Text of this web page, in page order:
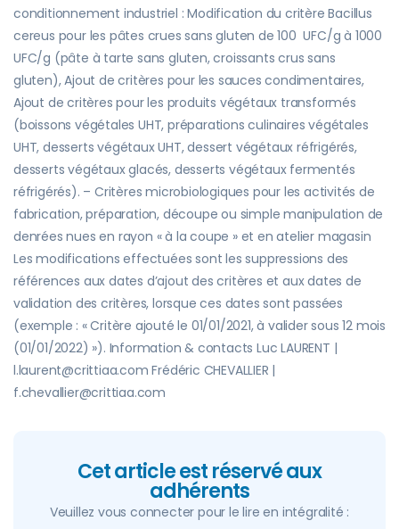
conditionnement industriel : Modification du critère Bacillus
cereus pour les pâtes crues sans gluten de 100 UFC/g à 1000
UFC/g (pâte à tarte sans gluten, croissants crus sans
gluten), Ajout de critères pour les sauces condimentaires,
Ajout de critères pour les produits végétaux transformés
(boissons végétales UHT, préparations culinaires végétales
UHT, desserts végétaux UHT, dessert végétaux réfrigérés,
desserts végétaux glacés, desserts végétaux fermentés
réfrigérés). – Critères microbiologiques pour les activités de
fabrication, préparation, découpe ou simple manipulation de
denrées nues en rayon « à la coupe » et en atelier magasin
Les modifications effectuées sont les suppressions des
références aux dates d’ajout des critères et aux dates de
validation des critères, lorsque ces dates sont passées
(exemple : « Critère ajouté le 01/01/2021, à valider sous 12 mois
(01/01/2022) »). Information & contacts Luc LAURENT |
l.laurent@crittiaa.com Frédéric CHEVALLIER |
f.chevallier@crittiaa.com
Cet article est réservé aux
adhérents
Veuillez vous connecter pour le lire en intégralité :